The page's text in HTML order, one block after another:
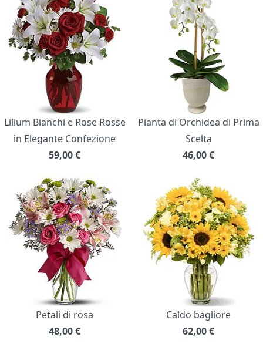
Lilium Bianchi e Rose Rosse
in Elegante Confezione
59,00€
Pianta di Orchidea di Prima
Scelta
46,00€
Petali di rosa
48,00€
Caldo bagliore
62,00€